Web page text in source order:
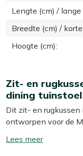
Lengte (cm) / lange
Breedte (cm) /
Hoogte (cm):
Zit- en
dining tuinstoel
Dit zit- en rugkussen
ontworpen voor de
lekker lang kunt
Toon/